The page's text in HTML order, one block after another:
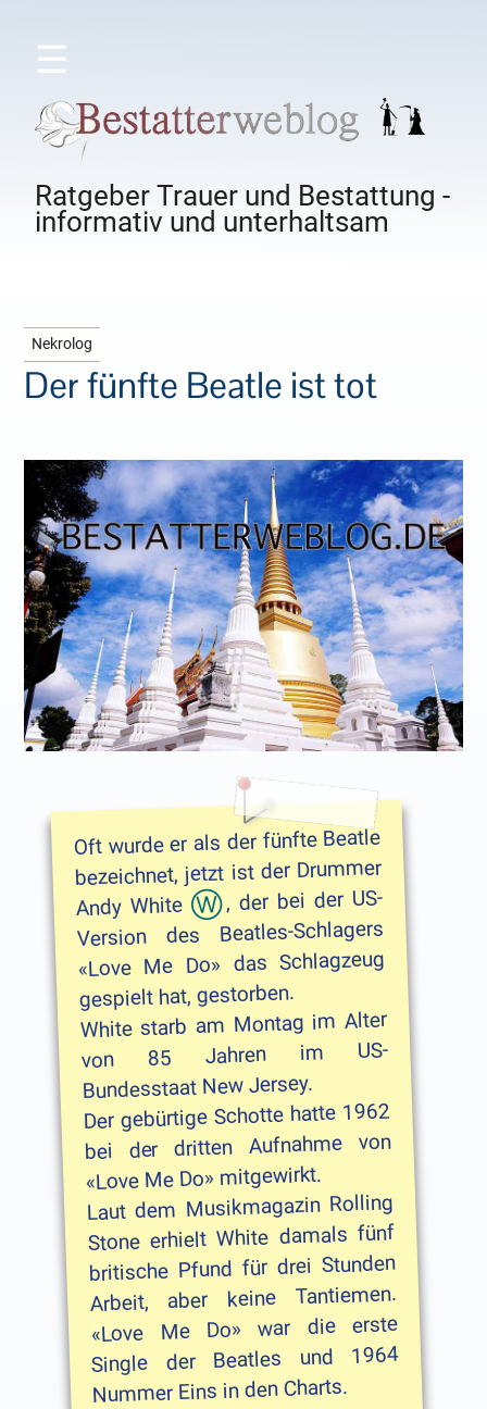
☰
Ratgeber Trauer und Bestattung -
informativ und unterhaltsam
Nekrolog
Der fünfte Beatle ist tot
Oft wurde er als der fünfte Beatle
bezeichnet, jetzt ist der Drummer
Andy White , der bei der US-
Version des Beatles-Schlagers
«Love Me Do» das Schlagzeug
gespielt hat, gestorben.
White starb am Montag im Alter
von 85 Jahren im US-
Bundesstaat New Jersey.
Der gebürtige Schotte hatte 1962
bei der dritten Aufnahme von
«Love Me Do» mitgewirkt.
Laut dem Musikmagazin Rolling
Stone erhielt White damals fünf
britische Pfund für drei Stunden
Arbeit, aber keine Tantiemen.
«Love Me Do» war die erste
Single der Beatles und 1964
Nummer Eins in den Charts.